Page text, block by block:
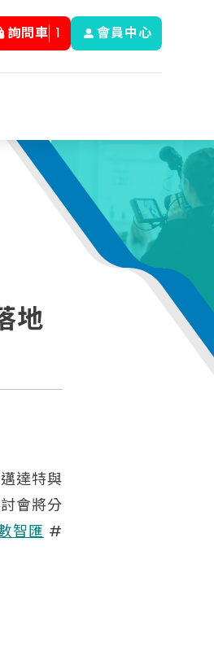
詢問車 1 會員中心
地
達特與
會將分
智匯 #